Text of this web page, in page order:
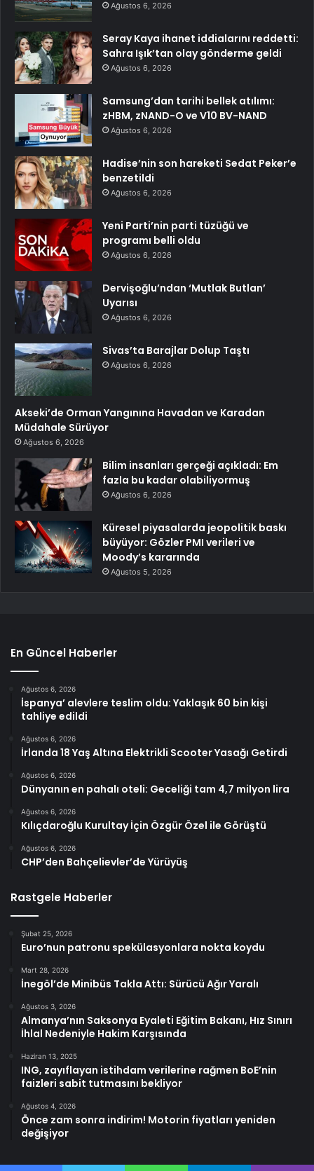
Ağustos 6, 2026
Seray Kaya ihanet iddialarını reddetti:
Sahra Işık’tan olay gönderme geldi
Ağustos 6, 2026
Samsung’dan tarihi bellek atılımı:
zHBM, zNAND-O ve V10 BV-NAND
Ağustos 6, 2026
Hadise’nin son hareketi Sedat Peker’e
benzetildi
Ağustos 6, 2026
Yeni Parti’nin parti tüzüğü ve
programı belli oldu
Ağustos 6, 2026
Dervişoğlu’ndan ‘Mutlak Butlan’
Uyarısı
Ağustos 6, 2026
Sivas’ta Barajlar Dolup Taştı
Ağustos 6, 2026
Akseki’de Orman Yangınına Havadan ve Karadan
Müdahale Sürüyor
Ağustos 6, 2026
Bilim insanları gerçeği açıkladı: Em
fazla bu kadar olabiliyormuş
Ağustos 6, 2026
Küresel piyasalarda jeopolitik baskı
büyüyor: Gözler PMI verileri ve
Moody’s kararında
Ağustos 5, 2026
En Güncel Haberler
Ağustos 6, 2026
İspanya’ alevlere teslim oldu: Yaklaşık 60 bin kişi
tahliye edildi
Ağustos 6, 2026
İrlanda 18 Yaş Altına Elektrikli Scooter Yasağı Getirdi
Ağustos 6, 2026
Dünyanın en pahalı oteli: Geceliği tam 4,7 milyon lira
Ağustos 6, 2026
Kılıçdaroğlu Kurultay İçin Özgür Özel ile Görüştü
Ağustos 6, 2026
CHP’den Bahçelievler’de Yürüyüş
Rastgele Haberler
Şubat 25, 2026
Euro’nun patronu spekülasyonlara nokta koydu
Mart 28, 2026
İnegöl’de Minibüs Takla Attı: Sürücü Ağır Yaralı
Ağustos 3, 2026
Almanya’nın Saksonya Eyaleti Eğitim Bakanı, Hız Sınırı
İhlal Nedeniyle Hakim Karşısında
Haziran 13, 2025
ING, zayıflayan istihdam verilerine rağmen BoE’nin
faizleri sabit tutmasını bekliyor
Ağustos 4, 2026
Önce zam sonra indirim! Motorin fiyatları yeniden
değişiyor